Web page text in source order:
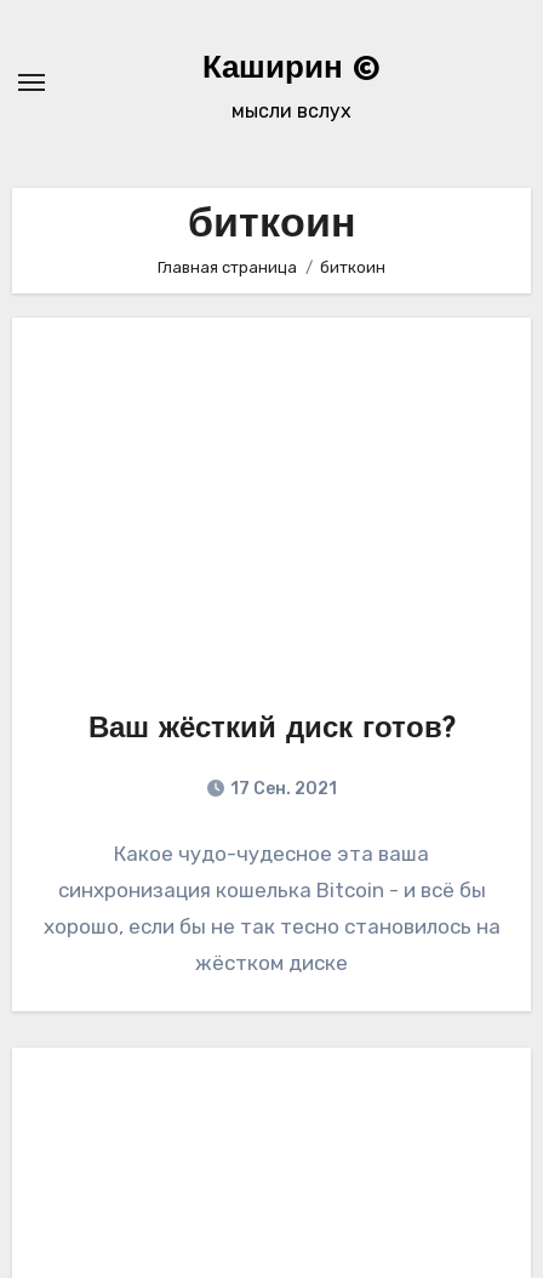
содержимому
Каширин ©
мысли вслух
биткоин
Главная страница биткоин
Ваш жёсткий диск готов?
17 Сен. 2021
Какое чудо-чудесное эта ваша
синхронизация кошелька Bitcoin - и всё бы
хорошо, если бы не так тесно становилось на
жёстком диске